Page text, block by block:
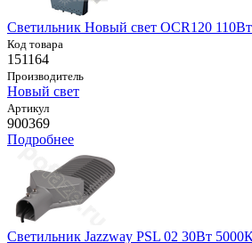
Светильник Новый свет OCR120
Код товара
151164
Производитель
Новый свет
Артикул
900369
Подробнее
Светильник Jazzway PSL 02 30Вт